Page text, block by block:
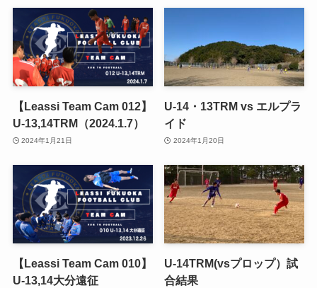
【Leassi Team Cam 012】
U-13,14TRM（2024.1.7）
2024年1月21日
U-14・13TRM vs エルプラ
イド
2024年1月20日
【Leassi Team Cam 010】
U-13,14大分遠征
U-14TRM(vsプロップ）試
合結果